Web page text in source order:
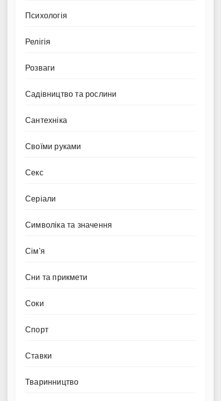
Психологія
Релігія
Розваги
Садівництво та рослини
Сантехніка
Своїми руками
Секс
Серіали
Символіка та значення
Сім'я
Сни та прикмети
Соки
Спорт
Ставки
Тваринництво